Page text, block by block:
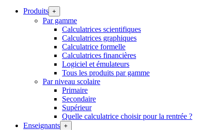
Produits +
Par gamme
Calculatrices scientifiques
Calculatrices graphiques
Calculatrice formelle
Calculatrices financières
Logiciel et émulateurs
Tous les produits par gamme
Par niveau scolaire
Primaire
Secondaire
Supérieur
Quelle calculatrice choisir pour la rentrée ?
Enseignants +